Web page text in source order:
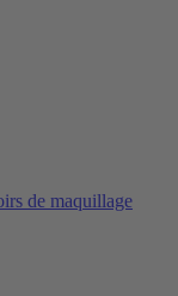
de maquillage